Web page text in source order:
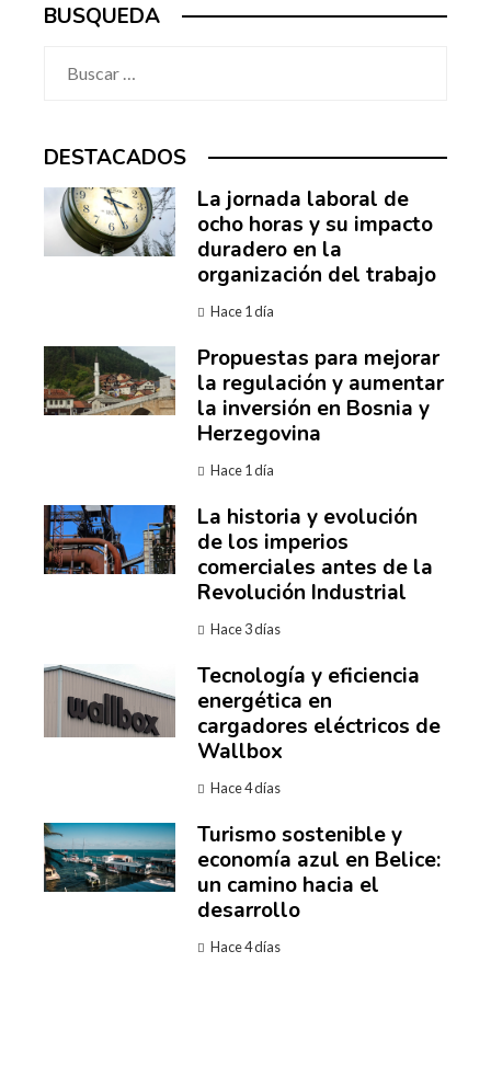
BUSQUEDA
DESTACADOS
La jornada laboral de
ocho horas y su impacto
duradero en la
organización del trabajo
Hace 1 día
Propuestas para mejorar
la regulación y aumentar
la inversión en Bosnia y
Herzegovina
Hace 1 día
La historia y evolución
de los imperios
comerciales antes de la
Revolución Industrial
Hace 3 días
Tecnología y eficiencia
energética en
cargadores eléctricos de
Wallbox
Hace 4 días
Turismo sostenible y
economía azul en Belice:
un camino hacia el
desarrollo
Hace 4 días